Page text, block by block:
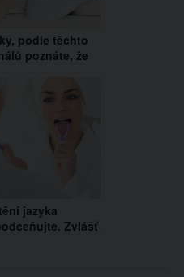
podle těchto
poznáte, že
jazyka
Zvlášť